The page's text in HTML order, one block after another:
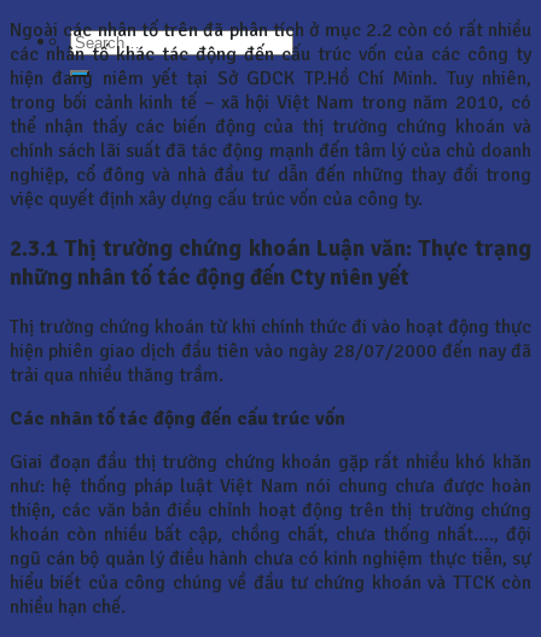
Ngoài các nhân tố trên đã phân tích ở mục 2.2 còn có rất nhiều
các nhân tố khác tác động đến cấu trúc vốn của các công ty
hiện đang niêm yết tại Sở GDCK TP.Hồ Chí Minh. Tuy nhiên,
trong bối cảnh kinh tế – xã hội Việt Nam trong năm 2010, có
thể nhận thấy các biến động của thị trường chứng khoán và
chính sách lãi suất đã tác động mạnh đến tâm lý của chủ doanh
nghiệp, cổ đông và nhà đầu tư dẫn đến những thay đổi trong
việc quyết định xây dựng cấu trúc vốn của công ty.
2.3.1 Thị trường chứng khoán Luận văn: Thực trạng
những nhân tố tác động đến Cty niên yết
Thị trường chứng khoán từ khi chính thức đi vào hoạt động thực
hiện phiên giao dịch đầu tiên vào ngày 28/07/2000 đến nay đã
trải qua nhiều thăng trầm.
Các nhân tố tác động đến cấu trúc vốn
Giai đoạn đầu thị trường chứng khoán gặp rất nhiều khó khăn
như: hệ thống pháp luật Việt Nam nói chung chưa được hoàn
thiện, các văn bản điều chỉnh hoạt động trên thị trường chứng
khoán còn nhiều bất cập, chồng chất, chưa thống nhất…., đội
ngũ cán bộ quản lý điều hành chưa có kinh nghiệm thực tiễn, sự
hiểu biết của công chúng về đầu tư chứng khoán và TTCK còn
nhiều hạn chế.